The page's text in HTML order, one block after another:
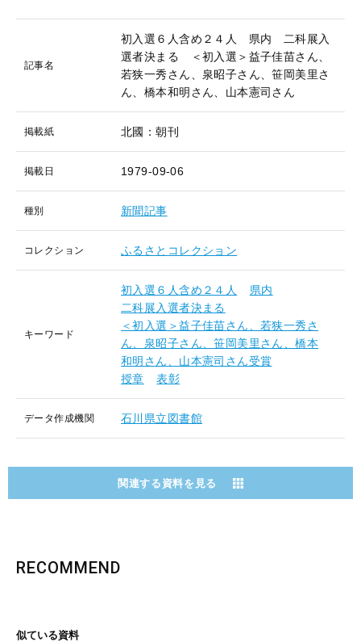
記事名
初入選６人含め２４人 県内 二科展入
選者決まる ＜初入選＞益子佳苗さん、
若狭一秀さん、泉昭子さん、笹岡美里さ
ん、橋本和明さん、山本憲司さん
掲載紙 北國：朝刊
掲載日 1979-09-06
種別 新聞記事
コレクション ふるさとコレクション
キーワード
初入選６人含め２４人
県内
二科展入選者決まる
＜初入選＞益子佳苗さん、若狭一秀さ
ん、泉昭子さん、笹岡美里さん、橋本
和明さん、山本憲司さん受賞
授章
表彰
データ作成機関 石川県立図書館
関連する資料を見る
RECOMMEND
似ている資料